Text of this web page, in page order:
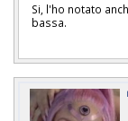
Si, l'ho notato
bassa.